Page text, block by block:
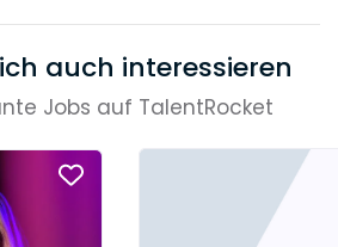
auch interessieren
Jobs auf TalentRocket